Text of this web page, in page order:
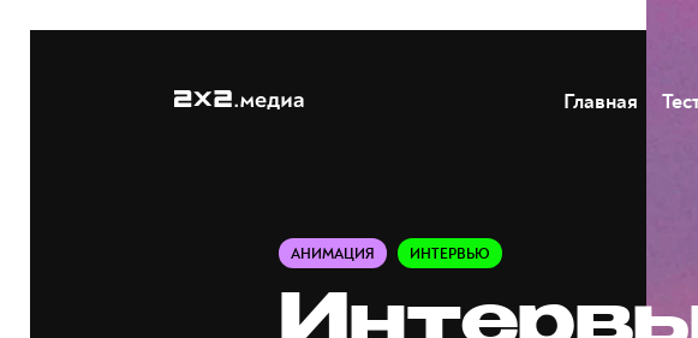
Главная
АНИМАЦИЯ ИНТЕРВЬЮ